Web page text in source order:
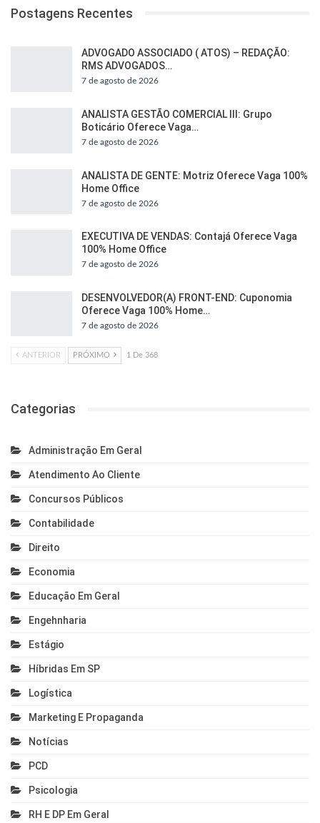
Postagens Recentes
ADVOGADO ASSOCIADO ( ATOS) – REDAÇÃO:
RMS ADVOGADOS…
7 de agosto de 2026
ANALISTA GESTÃO COMERCIAL III: Grupo
Boticário Oferece Vaga…
7 de agosto de 2026
ANALISTA DE GENTE: Motriz Oferece Vaga 100%
Home Office
7 de agosto de 2026
EXECUTIVA DE VENDAS: Contajá Oferece Vaga
100% Home Office
7 de agosto de 2026
DESENVOLVEDOR(A) FRONT-END: Cuponomia
Oferece Vaga 100% Home…
7 de agosto de 2026
ANTERIOR PRÓXIMO 1 De 368
Categorias
Administração Em Geral
Atendimento Ao Cliente
Concursos Públicos
Contabilidade
Direito
Economia
Educação Em Geral
Engehnharia
Estágio
Híbridas Em SP
Logística
Marketing E Propaganda
Notícias
PCD
Psicologia
RH E DP Em Geral